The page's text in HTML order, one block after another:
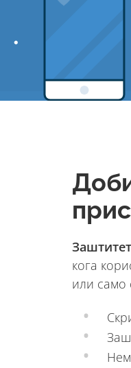
кога
или само